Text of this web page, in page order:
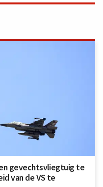
gevechtsvliegtuig te
van de VS te